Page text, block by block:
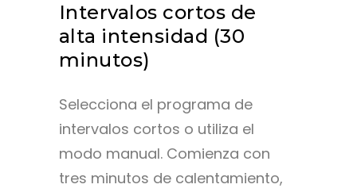
Intervalos cortos de
alta intensidad (30
minutos)
Selecciona el programa de
intervalos cortos o utiliza el
modo manual. Comienza con
tres minutos de calentamiento,